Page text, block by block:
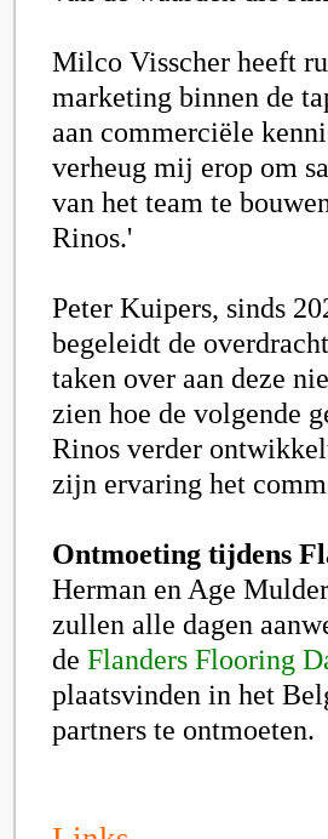
Milco Visscher heeft
marketing binnen de
aan commerciële
verheug mij erop om
van het team te
Rinos.'
Peter Kuipers, sinds
begeleidt de
taken over aan deze
zien hoe de volgende
Rinos verder
zijn ervaring het
Ontmoeting tijdens
Herman en Age
zullen alle dagen
de Flanders Flooring
plaatsvinden in het
partners te ontmoeten.